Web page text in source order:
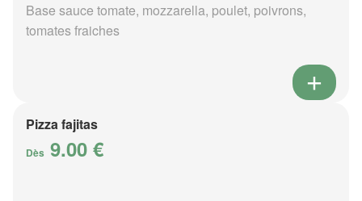
Base sauce tomate, mozzarella, poulet, poivrons,
tomates fraiches
Pizza fajitas
Dès 9.00 €